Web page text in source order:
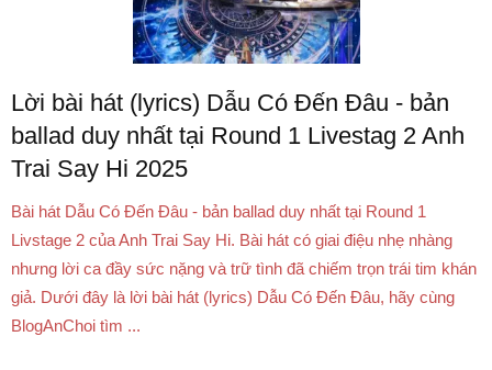
Lời bài hát (lyrics) Dẫu Có Đến Đâu - bản
ballad duy nhất tại Round 1 Livestag 2 Anh
Trai Say Hi 2025
Bài hát Dẫu Có Đến Đâu - bản ballad duy nhất tại Round 1
Livstage 2 của Anh Trai Say Hi. Bài hát có giai điệu nhẹ nhàng
nhưng lời ca đầy sức nặng và trữ tình đã chiếm trọn trái tim khán
giả. Dưới đây là lời bài hát (lyrics) Dẫu Có Đến Đâu, hãy cùng
BlogAnChoi tìm ...